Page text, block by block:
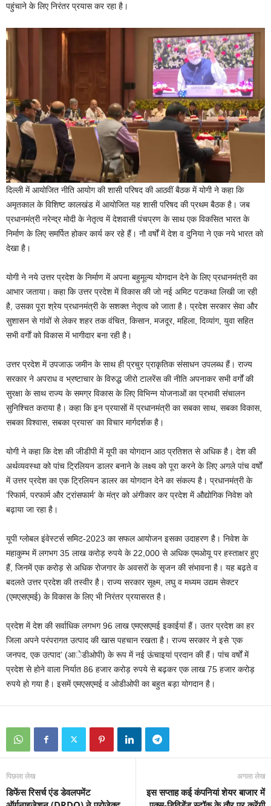
पहुंचाने के लिए निरंतर प्रयास कर रहा है।
दिल्ली में आयोजित नीति आयोग की शासी परिषद की आठवीं बैठक में योगी ने कहा कि
अमृतकाल के विशिष्ट कालखंड में आयोजित यह शासी परिषद की प्रथम बैठक है। जब
प्रधानमंत्री नरेन्द्र मोदी के नेतृत्व में देशवासी पंचप्रण के साथ एक विकसित भारत के
निर्माण के लिए समर्पित होकर कार्य कर रहे हैं। नौ वर्षों में देश व दुनिया ने एक नये भारत काे
देखा है।
योगी ने नये उत्तर प्रदेश के निर्माण में अपना बहुमूल्य योगदान देने के लिए प्रधानमंत्री का
आभार जताया। कहा कि उत्तर प्रदेश में विकास की जो नई अमिट पटकथा लिखी जा रही
है, उसका पूरा श्रेय प्रधानमंत्री के सशक्त नेतृत्व को जाता है। प्रदेश सरकार सेवा और
सुशासन से गांवों से लेकर शहर तक वंचित, किसान, मजदूर, महिला, दिव्यांग, युवा सहित
सभी वर्गाें को विकास में भागीदार बना रही है।
उत्तर प्रदेश में उपजाऊ जमीन के साथ ही प्रचुर प्राकृतिक संसाधन उपलब्ध हैं। राज्य
सरकार ने अपराध व भ्रष्टाचार के विरुद्ध जीरो टालरेंस की नीति अपनाकर सभी वर्गों की
सुरक्षा के साथ राज्य के समग्र विकास के लिए विभिन्न योजनाओं का प्रभावी संचालन
सुनिश्चित कराया है। कहा कि इन प्रयासों में प्रधानमंत्री का सबका साथ, सबका विकास,
सबका विश्वास, सबका प्रयास’ का विचार मार्गदर्शक है।
योगी ने कहा कि देश की जीडीपी में यूपी का योगदान आठ प्रतिशत से अधिक है। देश की
अर्थव्यवस्था को पांच ट्रिलियन डालर बनाने के लक्ष्य काे पूरा करने के लिए अगले पांच वर्षों
में उत्तर प्रदेश का एक ट्रिलियन डालर का योगदान देने का संकल्प है। प्रधानमंत्री के
‘रिफार्म, परफार्म और ट्रांसफार्म’ के मंत्र को अंगीकार कर प्रदेश में औद्योगिक निवेश को
बढ़ाया जा रहा है।
यूपी ग्लोबल इंवेस्टर्स समिट-2023 का सफल आयोजन इसका उदाहरण है। निवेश के
महाकुम्भ में लगभग 35 लाख करोड़ रुपये के 22,000 से अधिक एमओयू पर हस्ताक्षर हुए
हैं, जिनमें एक करोड़ से अधिक रोजगार के अवसरों के सृजन की संभावना है। यह बढ़ते व
बदलते उत्तर प्रदेश की तस्वीर है। राज्य सरकार सूक्ष्म, लघु व मध्यम उद्यम सेक्टर
(एमएसएमई) के विकास के लिए भी निरंतर प्रयासरत है।
प्रदेश में देश की सर्वाधिक लगभग 96 लाख एमएसएमई इकाईयां हैं। उतर प्रदेश का हर
जिला अपने परंपरागत उत्पाद की खास पहचान रखता है। राज्य सरकार ने इसे ‘एक
जनपद, एक उत्पाद’ (आेडीओपी) के रूप में नई ऊंचाइयां प्रदान की हैं। पांच वर्षों में
प्रदेश से होने वाला निर्यात 86 हजार करोड़ रुपये से बढ़कर एक लाख 75 हजार करोड़
रुपये हो गया है। इसमें एमएसएमई व ओडीओपी का बहुत बड़ा योगदान है।
पिछला लेख
डिफेंस रिसर्च एंड डेवलपमेंट
अगला लेख
इस सप्ताह कई कंपनियां शेयर बाजार में